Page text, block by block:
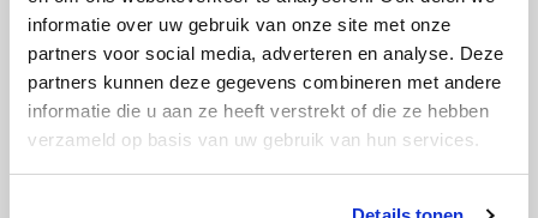
informatie over uw gebruik van onze site met onze
partners voor social media, adverteren en analyse. Deze
partners kunnen deze gegevens combineren met andere
informatie die u aan ze heeft verstrekt of die ze hebben
verzameld op basis van uw gebruik van hun services.
Lees verder
Bekijk alle vacatures